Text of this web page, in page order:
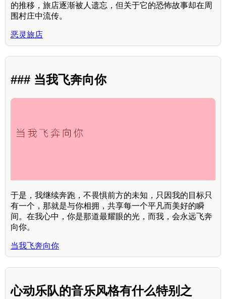
的推移，旅店逐渐被人遗忘，但关于它的恐怖故事却在周
围村庄中流传。
恶灵旅店
### 当我飞奔向你
于是，我继续奔跑，不畏惧前方的未知，只因我的目标只
有一个，那就是与你相拥，共享每一个平凡而美好的瞬
间。在我心中，你是那道最耀眼的光，而我，会永远飞奔
向你。
当我飞奔向你
心动乐队的音乐风格有什么特别之